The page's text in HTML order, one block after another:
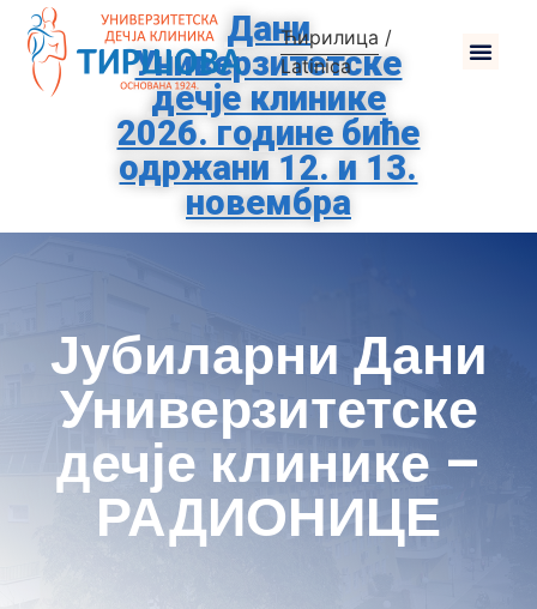
Ћирилица /
Latinica
Дани
Универзитетске
дечје клинике
2026. године биће
одржани 12. и 13.
новембра
Јубиларни Дани
Универзитетске
дечје клинике –
РАДИОНИЦЕ